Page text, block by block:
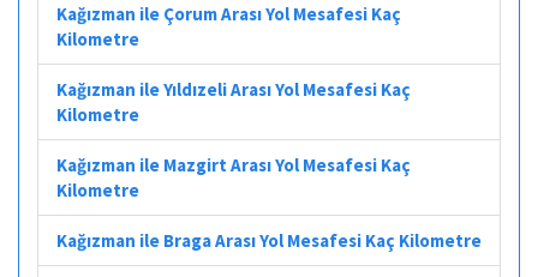
Kağızman ile Çorum Arası Yol Mesafesi Kaç
Kilometre
Kağızman ile Yıldızeli Arası Yol Mesafesi Kaç
Kilometre
Kağızman ile Mazgirt Arası Yol Mesafesi Kaç
Kilometre
Kağızman ile Braga Arası Yol Mesafesi Kaç Kilometre